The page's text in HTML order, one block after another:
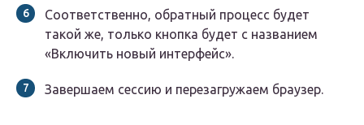
Соответственно, обратный процесс будет
такой же, только кнопка будет с названием
«Включить новый интерфейс».
Завершаем сессию и перезагружаем браузер.